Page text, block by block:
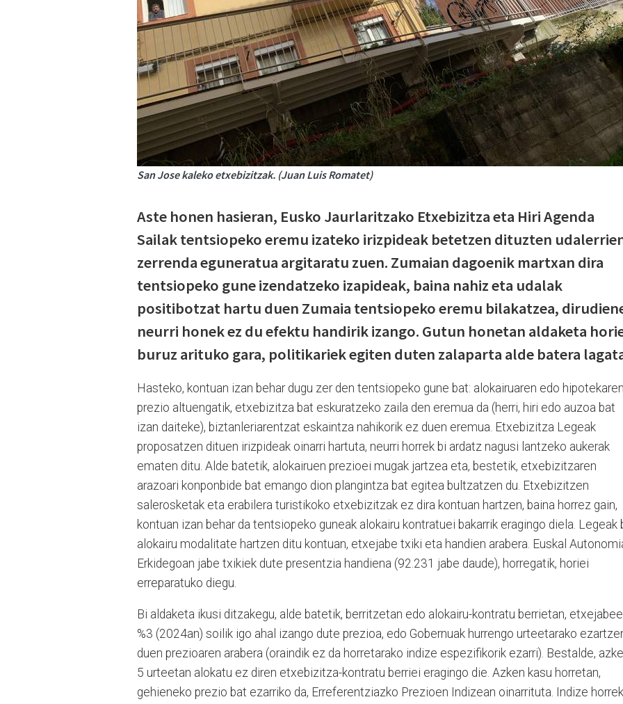
San Jose kaleko etxebizitzak. (Juan Luis Romatet)
Aste honen hasieran, Eusko Jaurlaritzako Etxebizitza eta Hiri Agenda
Sailak tentsiopeko eremu izateko irizpideak betetzen dituzten
zerrenda eguneratua argitaratu zuen. Zumaian dagoenik martxan dira
tentsiopeko gune izendatzeko izapideak, baina nahiz eta udalak
positibotzat hartu duen Zumaia tentsiopeko eremu bilakatzea,
neurri honek ez du efektu handirik izango. Gutun honetan aldaketa
buruz arituko gara, politikariek egiten duten zalaparta alde batera
Hasteko, kontuan izan behar dugu zer den tentsiopeko gune bat: alokairuaren edo hipotekaren
prezio altuengatik, etxebizitza bat eskuratzeko zaila den eremua da (herri, hiri edo auzoa bat
izan daiteke), biztanleriarentzat eskaintza nahikorik ez duen eremua. Etxebizitza Legeak
proposatzen dituen irizpideak oinarri hartuta, neurri horrek bi ardatz nagusi lantzeko aukerak
ematen ditu. Alde batetik, alokairuen prezioei mugak jartzea eta, bestetik, etxebizitzaren
arazoari konponbide bat emango dion plangintza bat egitea bultzatzen du. Etxebizitzen
salerosketak eta erabilera turistikoko etxebizitzak ez dira kontuan hartzen, baina horrez gain,
kontuan izan behar da tentsiopeko guneak alokairu kontratuei bakarrik eragingo diela. Legeak
alokairu modalitate hartzen ditu kontuan, etxejabe txiki eta handien arabera. Euskal
Erkidegoan jabe txikiek dute presentzia handiena (92.231 jabe daude), horregatik, horiei
erreparatuko diegu.
Bi aldaketa ikusi ditzakegu, alde batetik, berritzetan edo alokairu-kontratu berrietan,
%3 (2024an) soilik igo ahal izango dute prezioa, edo Gobernuak hurrengo urteetarako
duen prezioaren arabera (oraindik ez da horretarako indize espezifikorik ezarri). Bestalde,
5 urteetan alokatu ez diren etxebizitza-kontratu berriei eragingo die. Azken kasu horretan,
gehieneko prezio bat ezarriko da, Erreferentziazko Prezioen Indizean oinarrituta. Indize horrek